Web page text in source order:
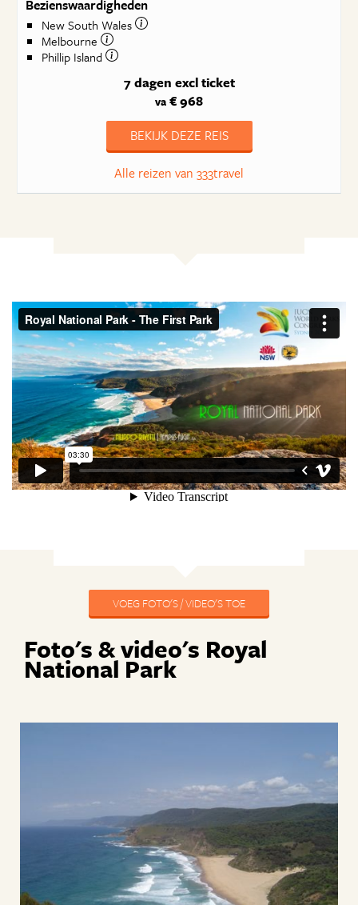
Bezienswaardigheden
New South Wales
Melbourne
Phillip Island
7 dagen excl ticket
va € 968
BEKIJK DEZE REIS
Alle reizen van 333travel
VOEG FOTO'S / VIDEO'S TOE
Foto's & video's Royal
National Park